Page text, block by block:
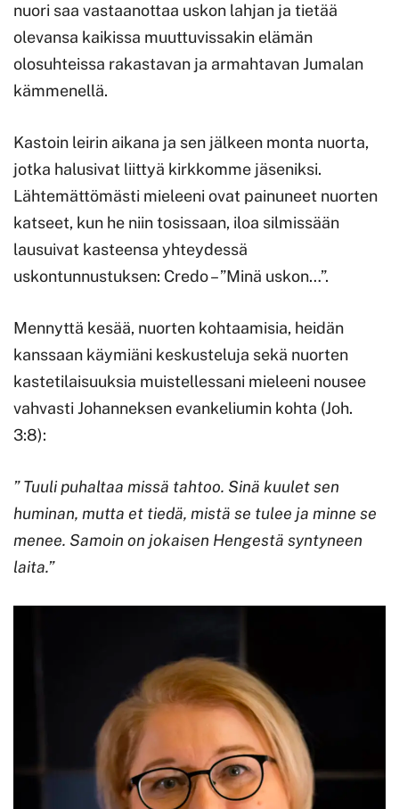
nuori saa vastaanottaa uskon lahjan ja tietää
olevansa kaikissa muuttuvissakin elämän
olosuhteissa rakastavan ja armahtavan Jumalan
kämmenellä.
Kastoin leirin aikana ja sen jälkeen monta nuorta,
jotka halusivat liittyä kirkkomme jäseniksi.
Lähtemättömästi mieleeni ovat painuneet nuorten
katseet, kun he niin tosissaan, iloa silmissään
lausuivat kasteensa yhteydessä
uskontunnustuksen: Credo – ”Minä uskon…”.
Mennyttä kesää, nuorten kohtaamisia, heidän
kanssaan käymiäni keskusteluja sekä nuorten
kastetilaisuuksia muistellessani mieleeni nousee
vahvasti Johanneksen evankeliumin kohta (Joh.
3:8):
”Tuuli puhaltaa missä tahtoo. Sinä kuulet sen
huminan, mutta et tiedä, mistä se tulee ja minne se
menee. Samoin on jokaisen Hengestä syntyneen
laita.”